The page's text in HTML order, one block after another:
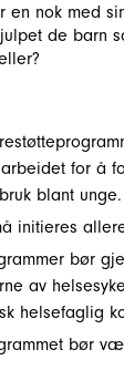
en nok med
de barn
for å
blant unge.
initieres
bør
av
helsefaglig
bør